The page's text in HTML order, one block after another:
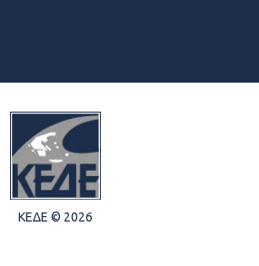
ΚΕΔΕ © 2026